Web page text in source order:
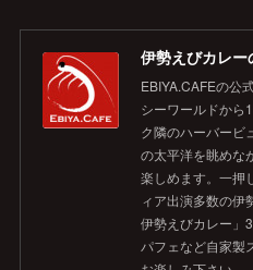
EBIYA.CAFEの公
シーワールドから
ク隣のハーバービ
の太平洋を眺めな
楽しめます。一押
ィア出演多数の伊
伊勢えびカレー」
パフェなど自家製